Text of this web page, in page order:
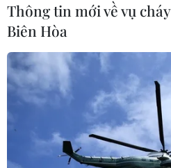
Thông tin mới về vụ
Biên Hòa